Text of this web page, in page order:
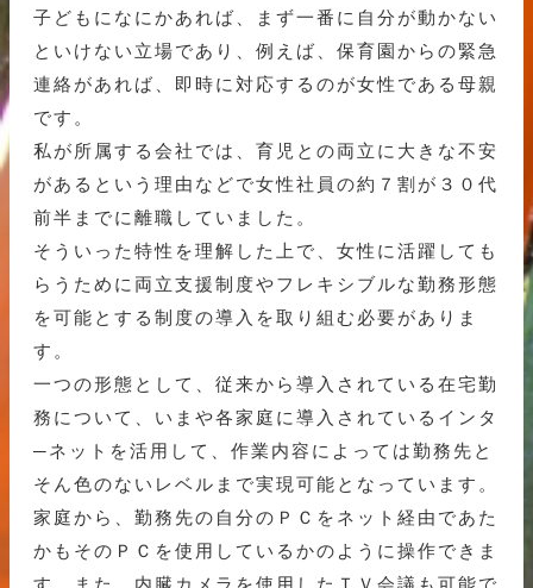
子どもになにかあれば、まず一番に自分が動かない
といけない立場であり、例えば、保育園からの緊急
連絡があれば、即時に対応するのが女性である母親
です。
私が所属する会社では、育児との両立に大きな不安
があるという理由などで女性社員の約７割が３０代
前半までに離職していました。
そういった特性を理解した上で、女性に活躍しても
らうために両立支援制度やフレキシブルな勤務形態
を可能とする制度の導入を取り組む必要がありま
す。
一つの形態として、従来から導入されている在宅勤
務について、いまや各家庭に導入されているインタ
─ネットを活用して、作業内容によっては勤務先と
そん色のないレベルまで実現可能となっています。
家庭から、勤務先の自分のＰＣをネット経由であた
かもそのＰＣを使用しているかのように操作できま